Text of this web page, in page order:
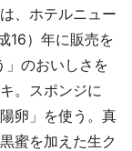
、ホテルニュー
16）年に販売を
」のおいしさを
。スポンジに
卵」を使う。真
蜜を加えた生ク